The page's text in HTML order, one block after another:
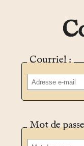
Courriel :
Mot de